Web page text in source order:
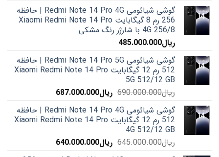
ریال1.260.000.000
بود.
ریال1.250.000.000.
گوشی شیائومی Redmi Note 14 Pro 4G | حافظه
256 رم 8 گیگابایت Xiaomi Redmi Note 14 Pro
4G 256/8 با شارژر رنگ مشکی
ریال485.000.000
گوشی شیائومی Redmi Note 14 Pro 5G | حافظه
512 رم 12 گیگابایت Xiaomi Redmi Note 14 Pro
5G 512/12 GB
ریال690.000.000 قیمت
ریال690.000.000
بود.
ریال687.000.000قیمت
ریال687.000.000. گوشی شیائومی Redmi Note 14 Pro 4G | حافظه
512 رم 12 گیگابایت Xiaomi Redmi Note 14 Pro
4G 512/12 GB
ریال645.000.000 قیمت
ریال640.000.000قیمت